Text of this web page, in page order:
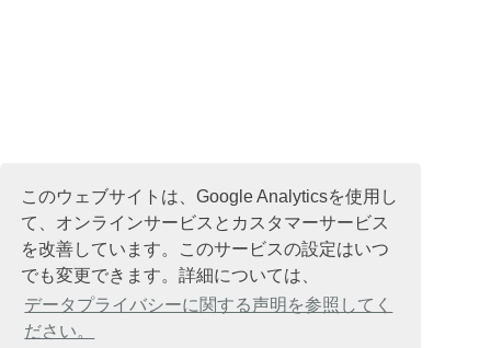
このウェブサイトは、Google Analyticsを使用し
て、オンラインサービスとカスタマーサービス
を改善しています。このサービスの設定はいつ
でも変更できます。詳細については、
データプライバシーに関する声明を参照してく
ださい。